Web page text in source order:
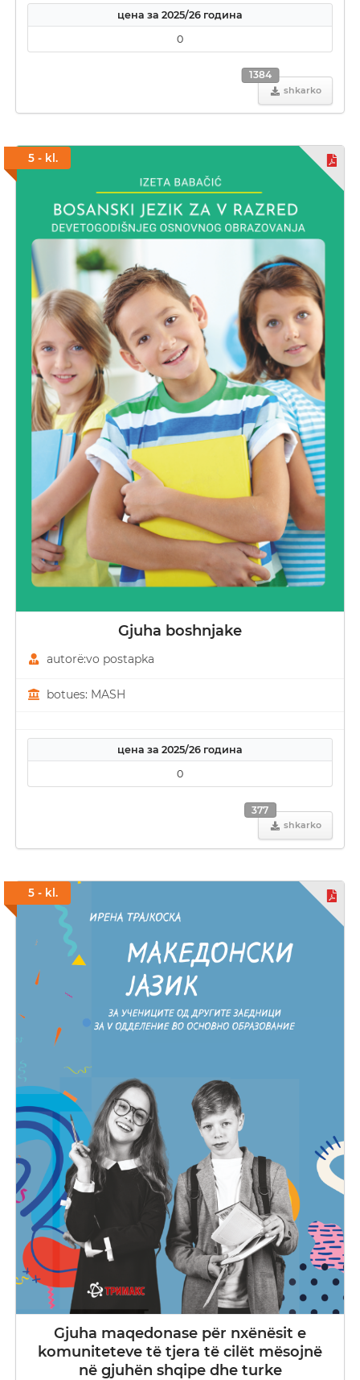
цена за 2025/26 година
0
shkarko
1384
5 - kl.
Gjuha boshnjake
autorë:vo postapka
botues: MASH
цена за 2025/26 година
0
shkarko
377
5 - kl.
Gjuha maqedonase për nxënësit e
komuniteteve të tjera të cilët mësojnë
në gjuhën shqipe dhe turke